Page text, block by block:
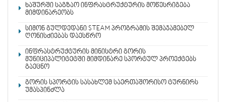
ხაშურში საგზაო ინფრასტრუქტურის მოწესრიგება
მიმდინარეობს
სიმონ გულდედანი STEAM პროგრამის შემაჯამებელ
ღონისძიებას დაესწრო
ინფრასტრუქტურის მინისტრი გორის
მუნიციპალიტეტში მიმდინარე სპორტულ პროექტებს
გაეცნო
გორის სპორტის სასახლემ საერთაშორისო ტურნირს
უმასპინძლა